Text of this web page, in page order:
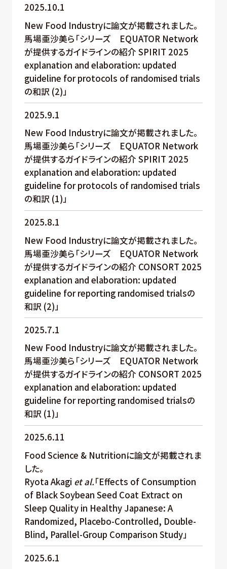
2025.10.1
New Food Industryに論文が掲載されました。
馬場亜沙美ら「シリーズ EQUATOR Network
が提供するガイドラインの紹介 SPIRIT 2025
explanation and elaboration: updated
guideline for protocols of randomised trials
の和訳 (2)」
2025.9.1
New Food Industryに論文が掲載されました。
馬場亜沙美ら「シリーズ EQUATOR Network
が提供するガイドラインの紹介 SPIRIT 2025
explanation and elaboration: updated
guideline for protocols of randomised trials
の和訳 (1)」
2025.8.1
New Food Industryに論文が掲載されました。
馬場亜沙美ら「シリーズ EQUATOR Network
が提供するガイドラインの紹介 CONSORT 2025
explanation and elaboration: updated
guideline for reporting randomised trialsの
和訳 (2)」
2025.7.1
New Food Industryに論文が掲載されました。
馬場亜沙美ら「シリーズ EQUATOR Network
が提供するガイドラインの紹介 CONSORT 2025
explanation and elaboration: updated
guideline for reporting randomised trialsの
和訳 (1)」
2025.6.11
Food Science & Nutritionに論文が掲載されま
した。
Ryota Akagi et al.「Effects of Consumption
of Black Soybean Seed Coat Extract on
Sleep Quality in Healthy Japanese: A
Randomized, Placebo-Controlled, Double-
Blind, Parallel-Group Comparison Study」
2025.6.1